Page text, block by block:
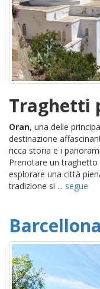
Traghetti
Oran, una delle
destinazione
ricca storia e i
Prenotare un traghetto
esplorare una città
tradizione si ... segue
Barcellona